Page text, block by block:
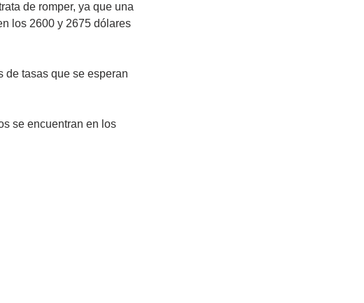
de romper, ya que una
los 2600 y 2675 dólares
de tasas que se esperan
se encuentran en los